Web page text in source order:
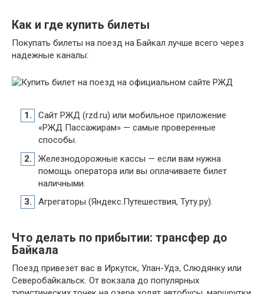
Как и где купить билеты
Покупать билеты на поезд на Байкал лучше всего через
надежные каналы:
Сайт РЖД (rzd.ru) или мобильное приложение
«РЖД Пассажирам» — самые проверенные
способы.
Железнодорожные кассы — если вам нужна
помощь оператора или вы оплачиваете билет
наличными.
Агрегаторы (Яндекс.Путешествия, Туту.ру).
Что делать по прибытии: трансфер до
Байкала
Поезд привезет вас в Иркутск, Улан-Удэ, Слюдянку или
Северобайкальск. От вокзала до популярных